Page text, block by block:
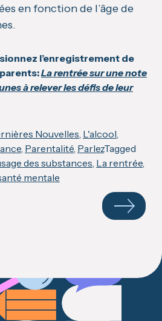
en fonction de l’âge de
l’enregistrement de
La rentrée sur une note
à relever les défis de leur
Nouvelles L'alcool
Parentalité ParlezTagged
des substances La rentrée
mentale